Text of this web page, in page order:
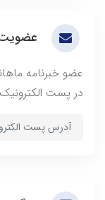
عضویت
عضو خبرنامه
در پست